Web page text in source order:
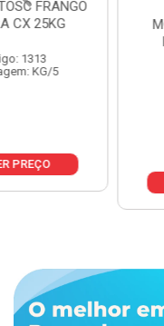
MORTADELA FRIATO